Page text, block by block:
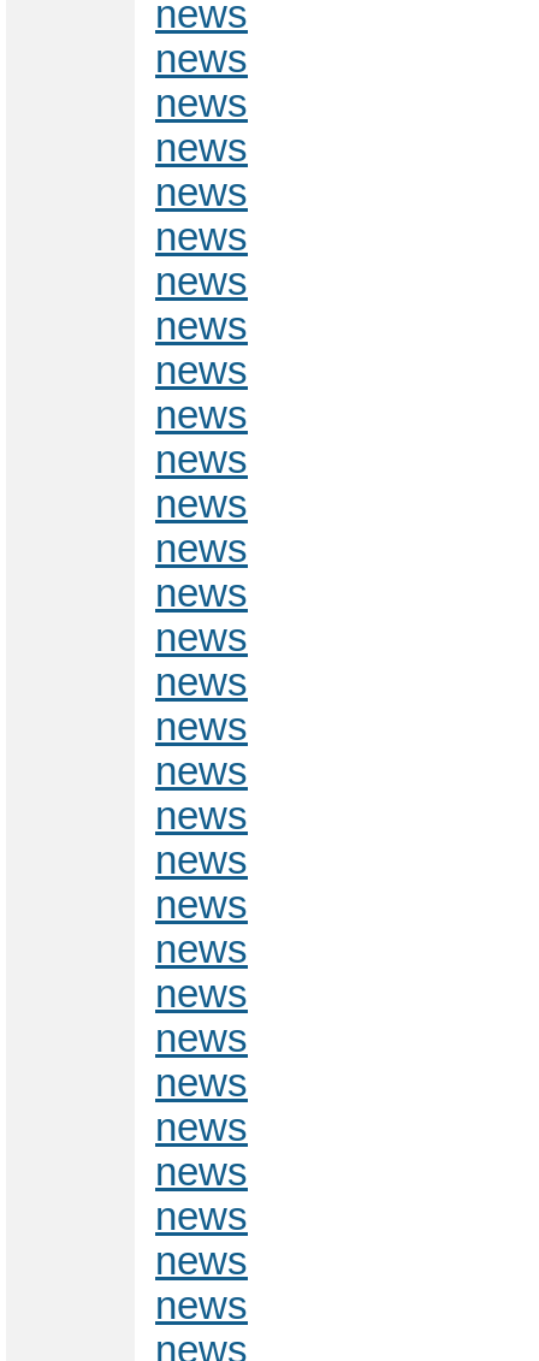
news
news
news
news
news
news
news
news
news
news
news
news
news
news
news
news
news
news
news
news
news
news
news
news
news
news
news
news
news
news
news